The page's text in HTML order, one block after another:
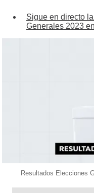
Sigue en directo
Generales 2023
Resultados Elecciones